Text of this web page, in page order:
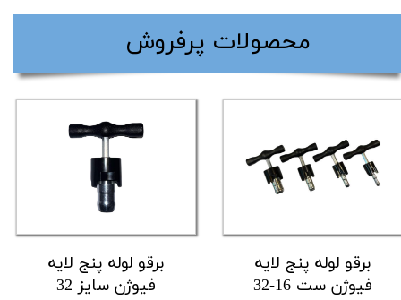
برقو لوله پنج لایه
فیوژن ست 16-32
برقو لوله پنج لایه
فیوژن سایز 32
​محصولات پرفروش